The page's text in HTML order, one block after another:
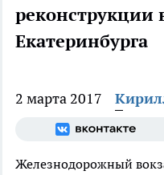
реконструкции
Екатеринбурга
2 марта 2017
Железнодорожный